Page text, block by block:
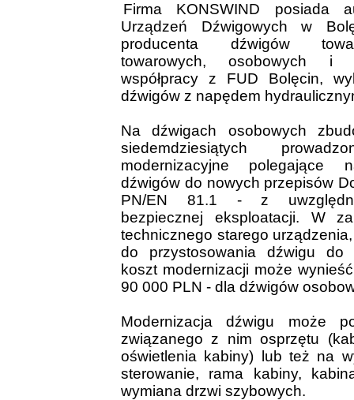
Firma KONSWIND posiada
Urządzeń Dźwigowych w
producenta dźwigów
towarowych, osobowych i
współpracy z FUD Bolęcin,
dźwigów z napędem
Na dźwigach osobowych
siedemdziesiątych
modernizacyjne polegające
dźwigów do nowych przepisów
PN/EN 81.1 - z
bezpiecznej eksploatacji. W
technicznego starego
do przystosowania dźwigu do
koszt modernizacji może
90 000 PLN - dla dźwigów
Modernizacja dźwigu może
związanego z nim osprzętu
oświetlenia kabiny) lub też na
sterowanie, rama kabiny,
wymiana drzwi szybowych.